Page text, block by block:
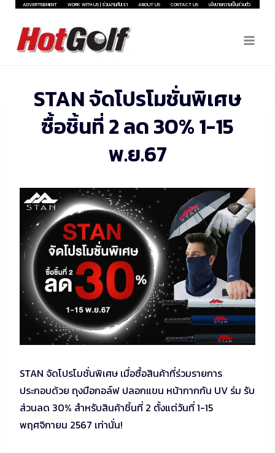
Skip
content
ADVERTISEMENT WORK WITH US | ร่วมงานกับเรา ABOUT US CONTACT US นโยบายความเป็นส่วนตัว
STAN จัดโปรโมชั่นพิเศษ
ซื้อชิ้นที่ 2 ลด 30% 1-15
พ.ย.67
STAN จัดโปรโมชั่นพิเศษ เมื่อซื้อสินค้าที่ร่วมรายการ
ประกอบด้วย ถุงมือกอล์ฟ ปลอกแขน หน้ากากกัน UV ร่ม รับ
ส่วนลด 30% สำหรับสินค้าชิ้นที่ 2 ตั้งแต่วันที่ 1-15
พฤศจิกายน 2567 เท่านั่น!